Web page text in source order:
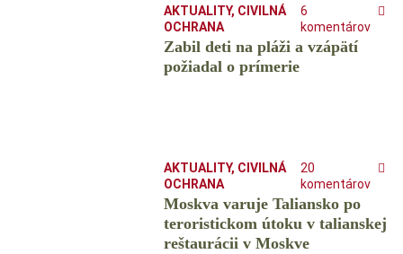
AKTUALITY, CIVILNÁ
OCHRANA
6
komentárov
Zabil deti na pláži a vzápätí
požiadal o prímerie
AKTUALITY, CIVILNÁ
OCHRANA
20
komentárov
Moskva varuje Taliansko po
teroristickom útoku v talianskej
reštaurácii v Moskve